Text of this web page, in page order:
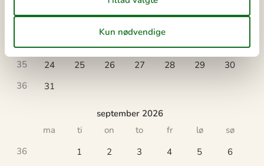
17 18 19 20 21 22
23
35
24 25 26 27 28 29
30
36
31
september 2026
ma
ti on to fr lø
sø
36
1 2 3 4 5
6